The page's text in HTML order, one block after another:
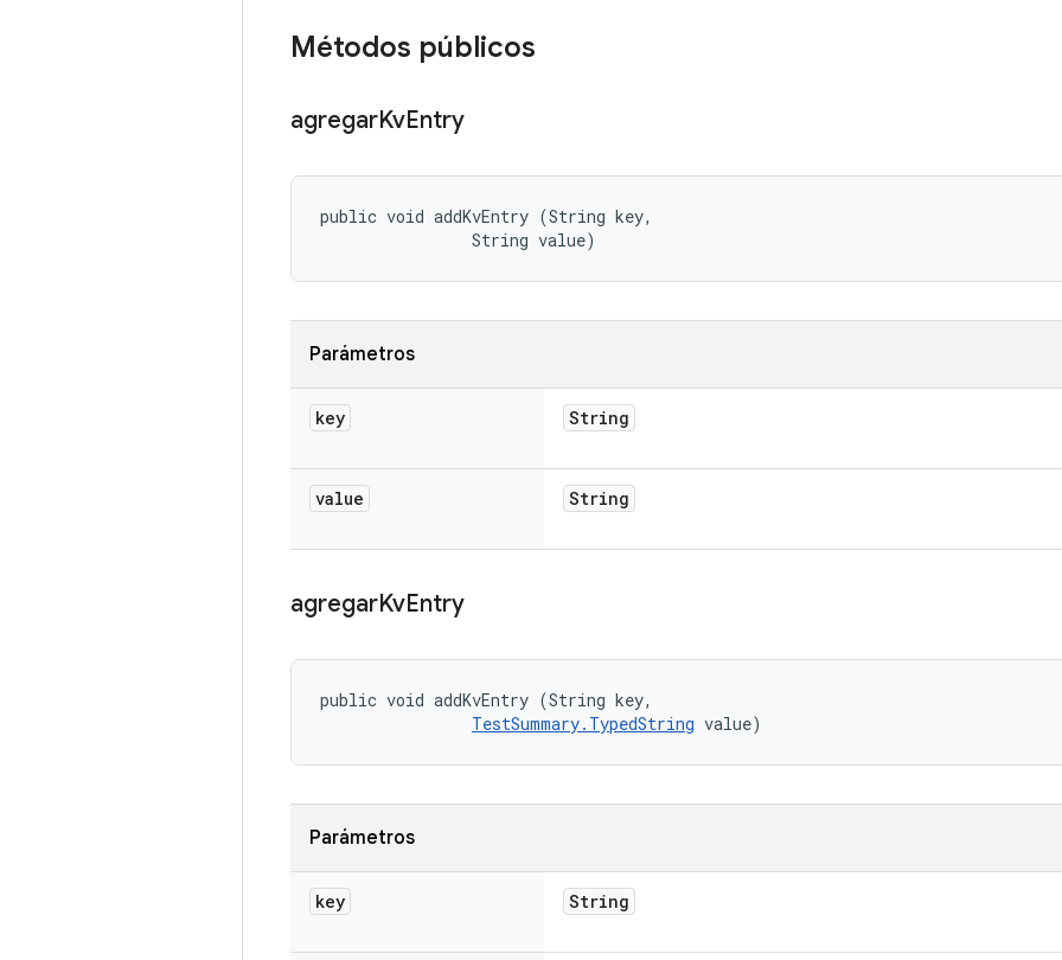
Métodos públicos
agregarKvEntry
public void addKvEntry (String key,
                String value)
Parámetros
key String
value String
agregarKvEntry
public void addKvEntry (String key,
TestSummary.TypedString value)
Parámetros
key String